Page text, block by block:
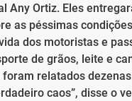
Any Ortiz. Eles
as péssimas
dos motoristas e
de grãos, leite e
relatados
caos”, disse o